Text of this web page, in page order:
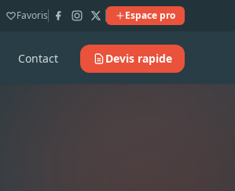
Favoris Espace pro
Contact Devis rapide